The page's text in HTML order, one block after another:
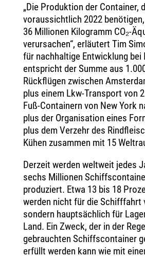
„Die Produktion der Container,
voraussichtlich 2022
36 Millionen Kilogramm CO₂-
verursachen“, erläutert Tim
für nachhaltige Entwicklung bei
entspricht der Summe aus
Rückflügen zwischen
plus einem Lkw-Transport von
Fuß-Containern von New York
plus der Organisation eines
plus dem Verzehr des
Kühen zusammen mit 15
Derzeit werden weltweit jedes
sechs Millionen
produziert. Etwa 13 bis 18
werden nicht für die Schifffahrt
sondern hauptsächlich für
Land. Ein Zweck, der in der
gebrauchten Schiffscontainer
erfüllt werden kann wie mit